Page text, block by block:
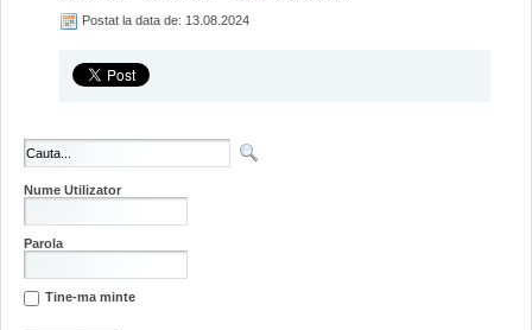
Postat la data de: 13.08.2024
Nume Utilizator
Parola
Tine-ma minte